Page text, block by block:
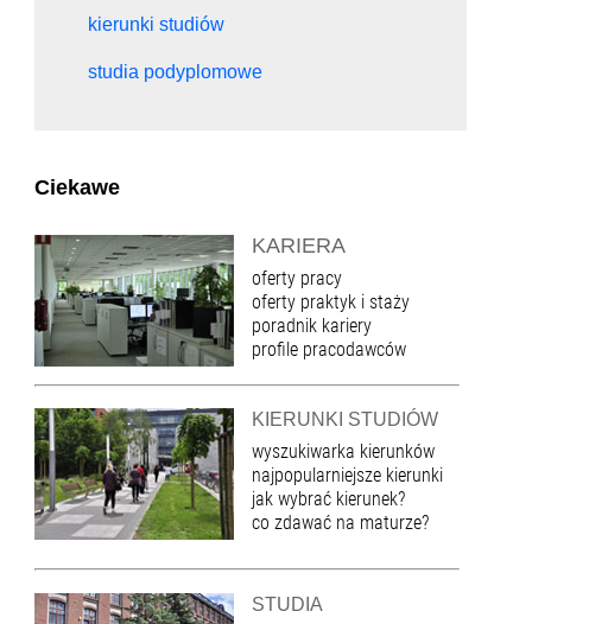
kierunki studiów
studia podyplomowe
Ciekawe
KARIERA
oferty pracy
oferty praktyk i staży
poradnik kariery
profile pracodawców
KIERUNKI STUDIÓW
wyszukiwarka kierunków
najpopularniejsze kierunki
jak wybrać kierunek?
co zdawać na maturze?
STUDIA